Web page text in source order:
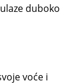
duboko
voće i